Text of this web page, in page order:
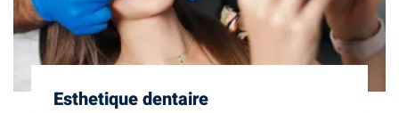
Esthetique dentaire